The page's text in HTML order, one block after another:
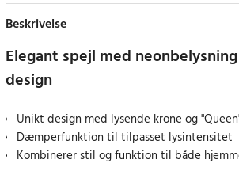
Beskrivelse
Elegant spejl med
design
Unikt design med lysende krone og
Dæmperfunktion til tilpasset lysintensitet
Kombinerer stil og funktion til både